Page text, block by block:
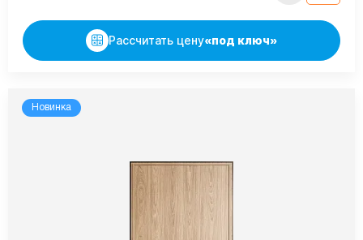
Рассчитать цену«под ключ»
Новинка